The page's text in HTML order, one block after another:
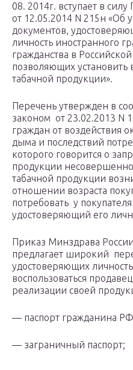
08. 2014г. вступает в
от 12.05.2014 N 215н «Об
документов,
личность иностранного
гражданства в
позволяющих установить
табачной продукции».
Перечень утвержден в
законом от 23.02.2013 N
граждан от воздействия
дыма и последствий
которого говорится о
продукции
табачной продукции
отношении возраста
потребовать у
удостоверяющий его
Приказ Минздрава
предлагает широкий
удостоверяющих
воспользоваться
реализации своей
— паспорт гражданина
— заграничный паспорт;